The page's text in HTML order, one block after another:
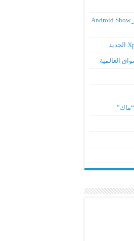
ملخص كل ما أعلنته “جوجل” في مؤتمر Android Show